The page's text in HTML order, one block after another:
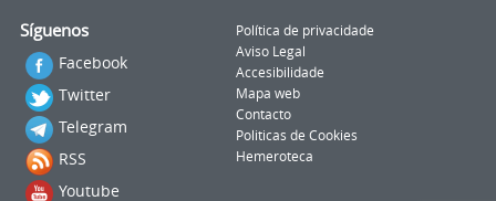
Síguenos
Facebook
Twitter
Telegram
RSS
Youtube
Política de privacidade
Aviso Legal
Accesibilidade
Mapa web
Contacto
Politicas de Cookies
Hemeroteca